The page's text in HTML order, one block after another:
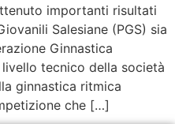
importanti risultati
Salesiane (PGS) sia
Ginnastica
livello tecnico della società
ginnastica ritmica
che […]